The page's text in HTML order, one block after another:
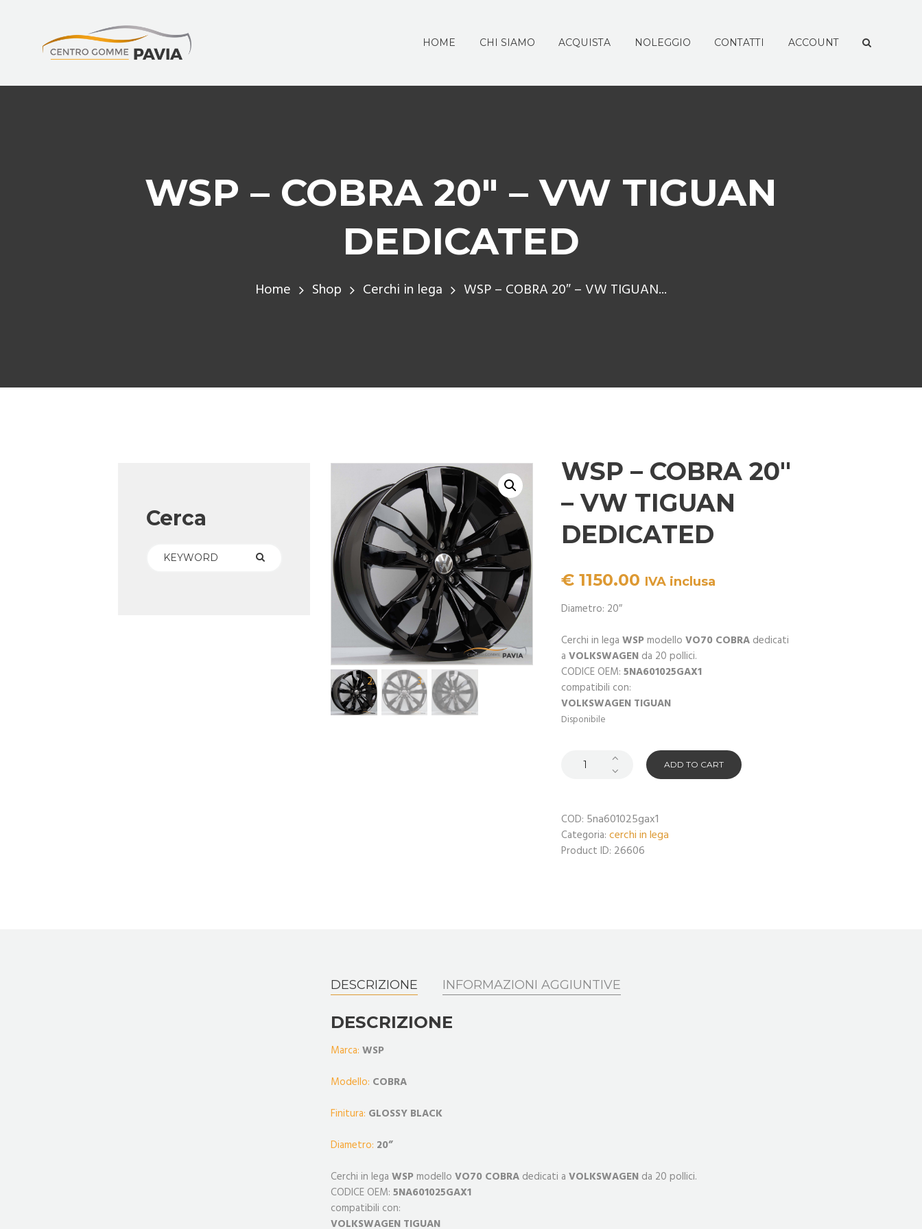
HOME CHI SIAMO ACQUISTA NOLEGGIO CONTATTI ACCOUNT
WSP – COBRA 20″ – VW TIGUAN
DEDICATED
Home Shop Cerchi in lega WSP – COBRA 20″ – VW TIGUAN...
WSP – COBRA 20″
– VW TIGUAN
DEDICATED
€ 1150.00 IVA inclusa
Diametro: 20″
Cerchi in legaWSPmodelloVO70 COBRA dedicati
a VOLKSWAGEN da 20 pollici.
CODICE OEM:5NA601025GAX1
compatibili con:
VOLKSWAGEN TIGUAN
Disponibile
ADD TO CART
COD: 5na601025gax1
Categoria:cerchi in lega
Product ID: 26606
DESCRIZIONE INFORMAZIONI AGGIUNTIVE
DESCRIZIONE
Marca: WSP
Modello: COBRA
Finitura: GLOSSY BLACK
Diametro: 20”
Cerchi in lega WSP modello VO70 COBRA dedicati a VOLKSWAGEN da 20 pollici.
CODICE OEM: 5NA601025GAX1
compatibili con:
VOLKSWAGEN TIGUAN
Cerca